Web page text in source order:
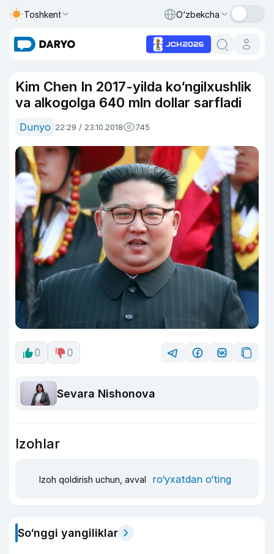
Toshkent O‘zbekcha
Kim Chen In 2017-yilda ko‘ngilxushlik
va alkogolga 640 mln dollar sarfladi
Dunyo 22:29 / 23.10.2018 745
0 0
Sevara Nishonova
Izohlar
Izoh qoldirish uchun, avval ro‘yxatdan o‘ting
So‘nggi yangiliklar